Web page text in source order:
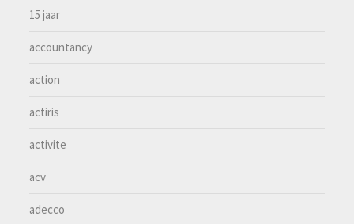
15 jaar
accountancy
action
actiris
activite
acv
adecco